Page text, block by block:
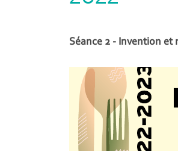
Séance 2 - Invention